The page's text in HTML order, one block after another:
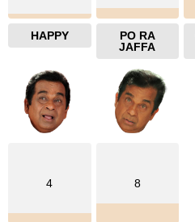
HAPPY
PO RA
JAFFA
4 8